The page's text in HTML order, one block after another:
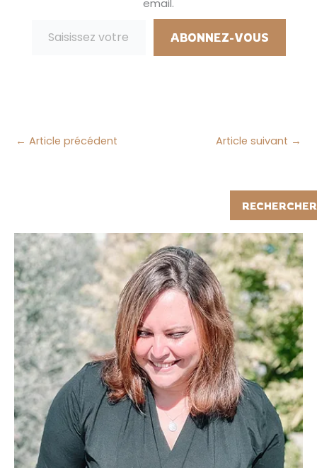
email.
ABONNEZ-VOUS
← Article précédent Article suivant →
RECHERCHER